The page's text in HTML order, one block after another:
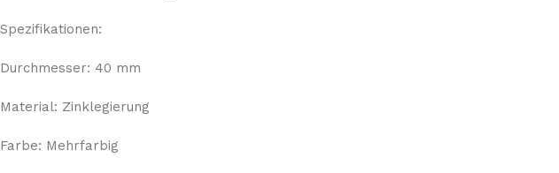
Spezifikationen:
Durchmesser: 40 mm
Material: Zinklegierung
Farbe: Mehrfarbig